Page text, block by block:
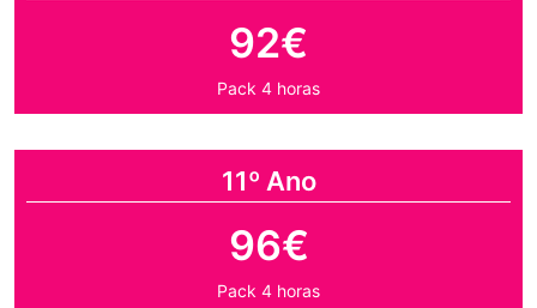
92€
Pack 4 horas
11º Ano
96€
Pack 4 horas